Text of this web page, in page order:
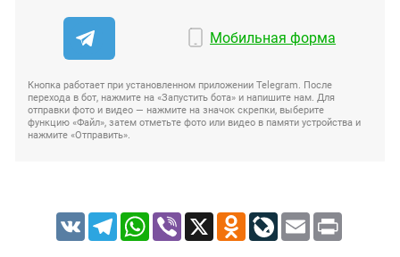
Мобильная форма
Кнопка работает при установленном приложении Telegram. После
перехода в бот, нажмите на «Запустить бота» и напишите нам. Для
отправки фото и видео — нажмите на значок скрепки, выберите
функцию «Файл», затем отметьте фото или видео в памяти устройства и
нажмите «Отправить».
VK TelegramWhatsApp
Viber X Odnoklassniki
LiveJournal
Email Print